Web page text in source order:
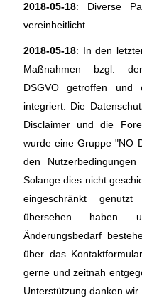
2018-05-18: Diverse
vereinheitlicht.
2018-05-18: In den
Maßnahmen bzgl. der
DSGVO getroffen
integriert. Die
Disclaimer und die
wurde eine Gruppe "NO
den
Solange dies nicht
eingeschränkt
übersehen haben
Änderungsbedarf
über das
gerne und zeitnah
Unterstützung danken wir